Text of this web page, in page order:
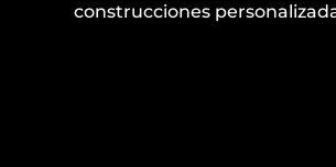
construcciones